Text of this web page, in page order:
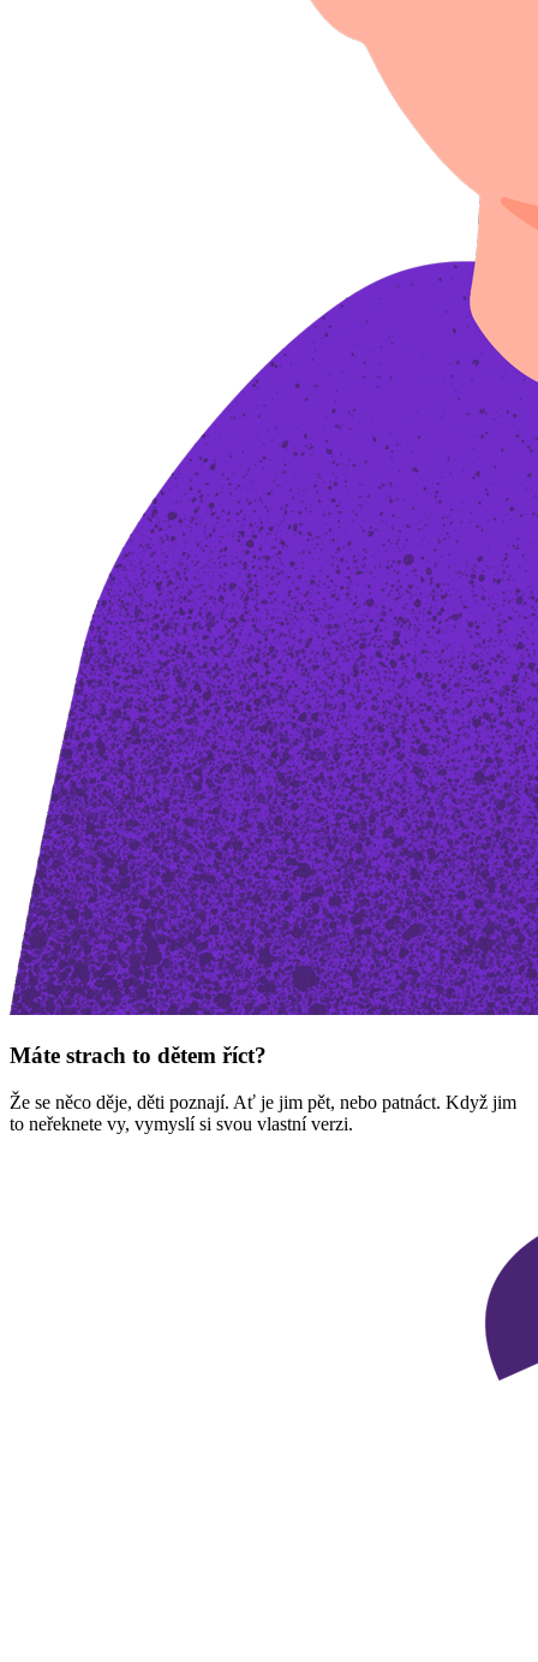
Máte strach to dětem říct?
Že se něco děje, děti poznají. Ať je jim pět, nebo patnáct. Když jim
to neřeknete vy, vymyslí si svou vlastní verzi.